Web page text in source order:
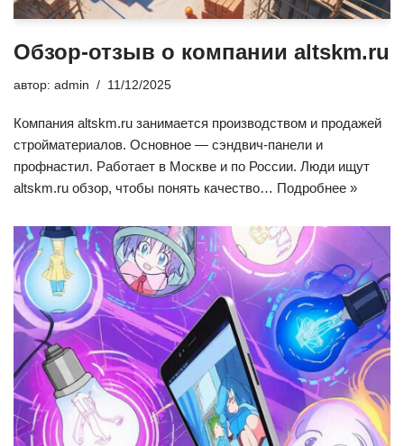
Обзор-отзыв о компании altskm.ru
автор: admin 11/12/2025
Компания altskm.ru занимается производством и продажей
стройматериалов. Основное — сэндвич-панели и
профнастил. Работает в Москве и по России. Люди ищут
altskm.ru обзор, чтобы понять качество… Подробнее »